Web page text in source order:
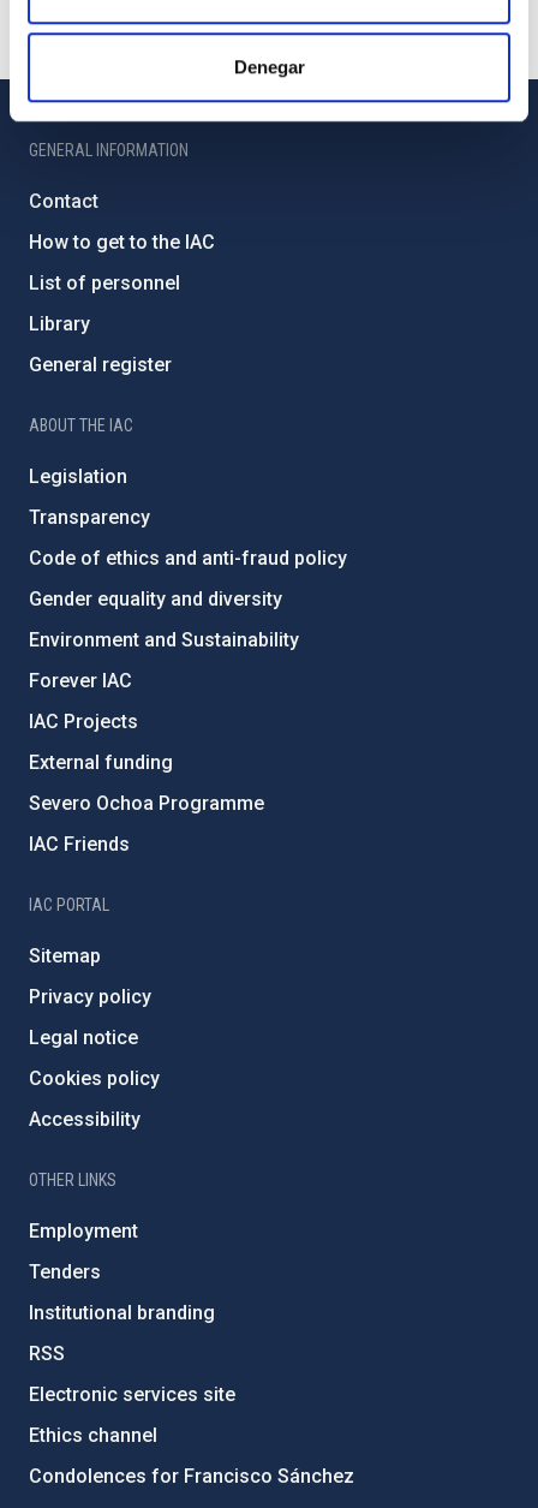
Denegar
GENERAL INFORMATION
Contact
How to get to the IAC
List of personnel
Library
General register
ABOUT THE IAC
Legislation
Transparency
Code of ethics and anti-fraud policy
Gender equality and diversity
Environment and Sustainability
Forever IAC
IAC Projects
External funding
Severo Ochoa Programme
IAC Friends
IAC PORTAL
Sitemap
Privacy policy
Legal notice
Cookies policy
Accessibility
OTHER LINKS
Employment
Tenders
Institutional branding
RSS
Electronic services site
Ethics channel
Condolences for Francisco Sánchez